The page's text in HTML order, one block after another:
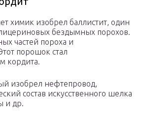
химик изобрел баллистит, один
бездымных порохов.
частей пороха и
порошок стал
кордита.
изобрел нефтепровод,
состав искусственного шелка
и др.